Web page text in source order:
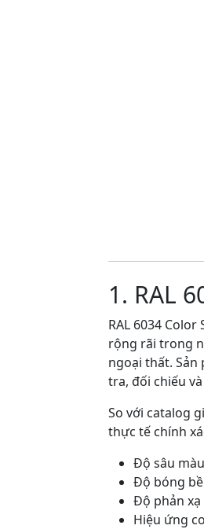
1. RAL
RAL 6034
rộng rãi trong
ngoại thất.
tra, đối chiếu
So với catalog
thực tế chính
Độ sâu
Độ bóng bề
Độ phản xạ
Hiệu ứng